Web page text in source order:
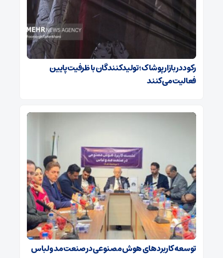
رکود در بازار پوشاک؛ تولیدکنندگان با ظرفیت پایین
فعالیت می‌کنند
توسعه کاربردهای هوش مصنوعی در صنعت مد و لباس